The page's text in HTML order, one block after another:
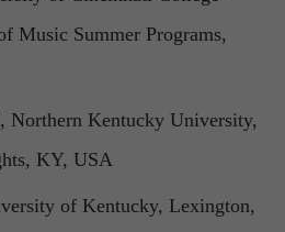
Music Summer Programs,
Northern Kentucky University,
KY, USA
of Kentucky, Lexington,